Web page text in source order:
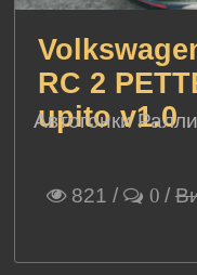
RC 2
upito v1.0
Автогонки Ралли
821 / 0 /